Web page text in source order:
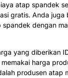
atap spandek
gratis. Anda juga
spandek dengan
yang diberikan
harga
produsen atap